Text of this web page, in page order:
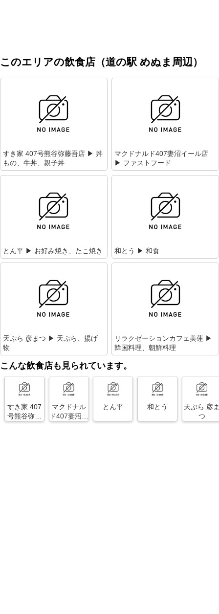
このエリアの飲食店（道の駅 めぬま周辺）
すき家 407号熊谷弥藤吾店 ▶ 丼
もの、牛丼、親子丼
マクドナルド407妻沼イール店
▶ ファストフード
とん平 ▶ お好み焼き、たこ焼き 和とう ▶ 和食
天ぷら 彦まつ ▶ 天ぷら、揚げ
物
リラクゼーションカフェ美蓮 ▶
韓国料理、朝鮮料理
こんな飲食店も見られています。
すき家 407
号熊谷弥藤
マクドナル
ド407妻沼イ
とん平 和とう
天ぷら 彦
つ